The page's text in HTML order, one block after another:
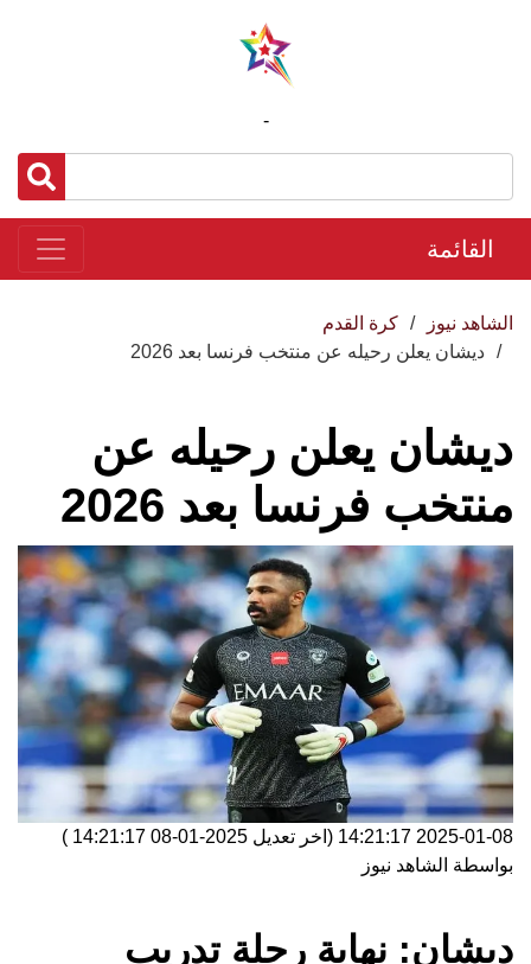
-
القائمة
الشاهد نيوز
كرة القدم
ديشان يعلن رحيله عن منتخب فرنسا بعد 2026
ديشان يعلن رحيله عن
منتخب فرنسا بعد 2026
2025-01-08 14:21:17 (اخر تعديل 2025-01-08 14:21:17
)
بواسطة الشاهد نيوز
ديشان: نهاية رحلة تدريب